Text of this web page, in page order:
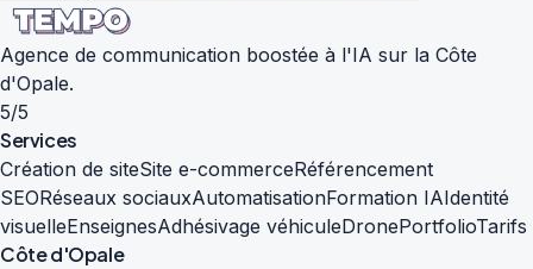
Agence de communication boostée à l'IA sur la Côte
d'Opale.
5/5
Services
Création de siteSite e-commerceRéférencement
SEORéseaux sociauxAutomatisationFormation IAIdentité
visuelleEnseignesAdhésivage véhiculeDronePortfolioTarifs
Côte d'Opale